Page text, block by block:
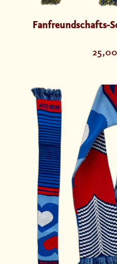
Fanfreundschafts-